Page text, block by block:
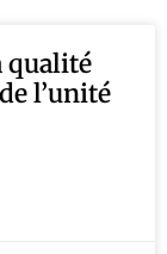
qualité
l’unité